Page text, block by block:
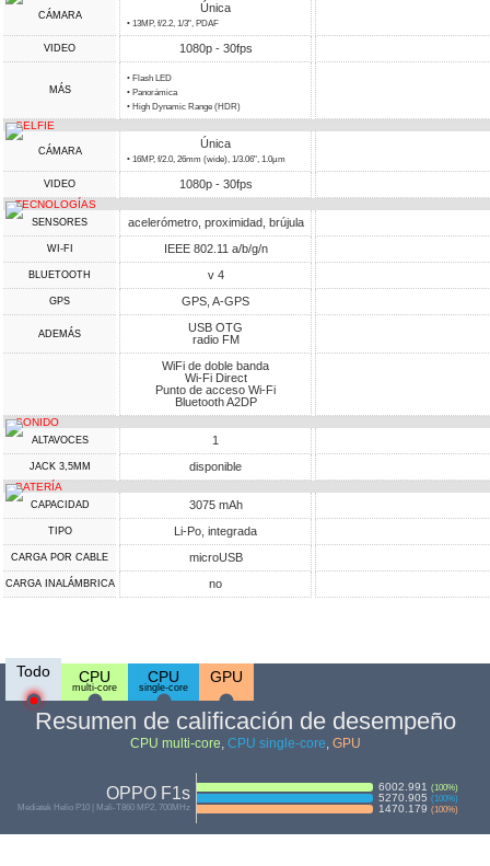
CÁMARA
Única
• 13MP, f/2.2, 1/3", PDAF
VIDEO 1080p - 30fps
MÁS
• Flash LED
• Panorámica
• High Dynamic Range (HDR)
SELFIE
CÁMARA
Única
• 16MP, f/2.0, 26mm (wide), 1/3.06", 1.0µm
VIDEO 1080p - 30fps
TECNOLOGÍAS
SENSORES acelerómetro, proximidad, brújula
WI-FI IEEE 802.11 a/b/g/n
BLUETOOTH v 4
GPS GPS, A-GPS
ADEMÁS
USB OTG
radio FM
WiFi de doble banda
Wi-Fi Direct
Punto de acceso Wi-Fi
Bluetooth A2DP
SONIDO
ALTAVOCES 1
JACK 3,5MM disponible
BATERÍA
CAPACIDAD 3075 mAh
TIPO Li-Po, integrada
CARGA POR CABLE microUSB
CARGA INALÁMBRICA no
Todo CPU
multi-core
CPU
single-core
GPU
Resumen de calificación de desempeño
CPU multi-core, CPU single-core, GPU
OPPO F1s
Mediatek Helio P10 | Mali-T860 MP2, 700MHz
6002.991 (100%)
5270.905 (100%)
1470.179 (100%)